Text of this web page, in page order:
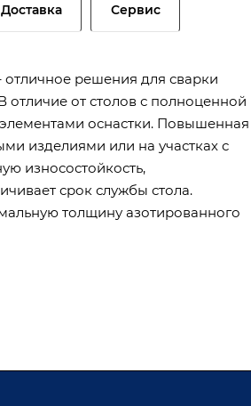
Доставка Сервис
решения для сварки
отличие от столов с полноценной
оснастки. Повышенная
изделиями или на участках с
износостойкость,
срок службы стола.
толщину азотированного